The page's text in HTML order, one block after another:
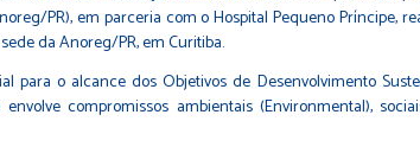
PR), em parceria com o Hospital Pequeno Príncipe,
da Anoreg/PR, em Curitiba.
o alcance dos Objetivos de Desenvolvimento
compromissos ambientais (Environmental),